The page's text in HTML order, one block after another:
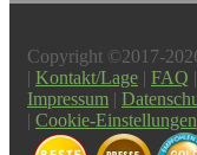
Copyright ©2017-
| Kontakt/Lage | FAQ |
Impressum |
| Cookie-Einstellungen